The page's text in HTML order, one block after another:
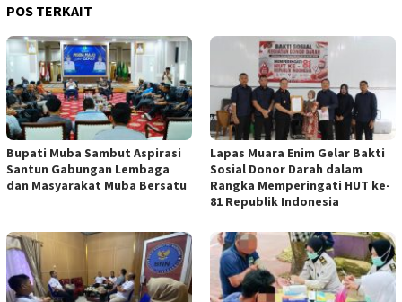
POS TERKAIT
Bupati Muba Sambut Aspirasi
Santun Gabungan Lembaga
dan Masyarakat Muba Bersatu
Lapas Muara Enim Gelar Bakti
Sosial Donor Darah dalam
Rangka Memperingati HUT ke-
81 Republik Indonesia